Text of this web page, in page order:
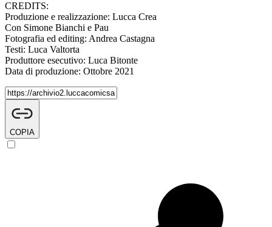
CREDITS:
Produzione e realizzazione: Lucca Crea
Con Simone Bianchi e Pau
Fotografia ed editing: Andrea Castagna
Testi: Luca Valtorta
Produttore esecutivo: Luca Bitonte
Data di produzione: Ottobre 2021
COPIA